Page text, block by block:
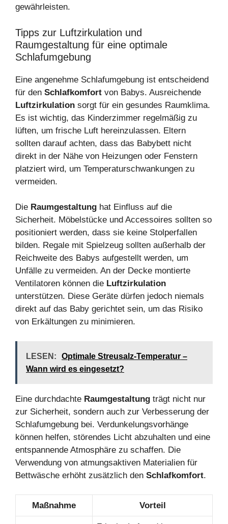
gewährleisten.
Tipps zur Luftzirkulation und
Raumgestaltung für eine optimale
Schlafumgebung
Eine angenehme Schlafumgebung ist entscheidend
für den Schlafkomfort von Babys. Ausreichende
Luftzirkulation sorgt für ein gesundes Raumklima.
Es ist wichtig, das Kinderzimmer regelmäßig zu
lüften, um frische Luft hereinzulassen. Eltern
sollten darauf achten, dass das Babybett nicht
direkt in der Nähe von Heizungen oder Fenstern
platziert wird, um Temperaturschwankungen zu
vermeiden.
Die Raumgestaltung hat Einfluss auf die
Sicherheit. Möbelstücke und Accessoires sollten so
positioniert werden, dass sie keine Stolperfallen
bilden. Regale mit Spielzeug sollten außerhalb der
Reichweite des Babys aufgestellt werden, um
Unfälle zu vermeiden. An der Decke montierte
Ventilatoren können die Luftzirkulation
unterstützen. Diese Geräte dürfen jedoch niemals
direkt auf das Baby gerichtet sein, um das Risiko
von Erkältungen zu minimieren.
LESEN:
Optimale Streusalz-Temperatur –
Wann wird es eingesetzt?
Eine durchdachte Raumgestaltung trägt nicht nur
zur Sicherheit, sondern auch zur Verbesserung der
Schlafumgebung bei. Verdunkelungsvorhänge
können helfen, störendes Licht abzuhalten und eine
entspannende Atmosphäre zu schaffen. Die
Verwendung von atmungsaktiven Materialien für
Bettwäsche erhöht zusätzlich den Schlafkomfort.
Maßnahme Vorteil